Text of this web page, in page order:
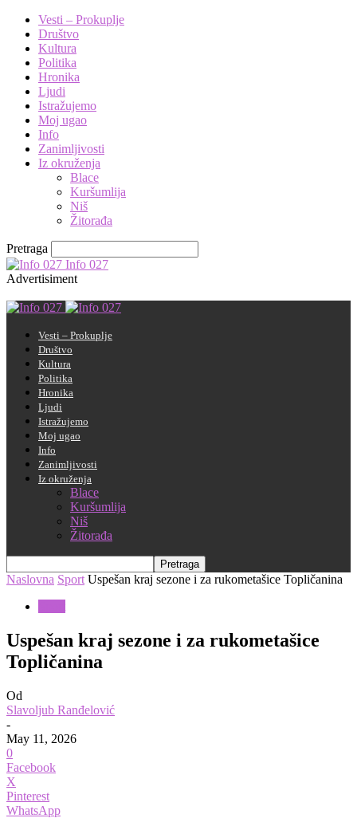
Vesti – Prokuplje
Društvo
Kultura
Politika
Hronika
Ljudi
Istražujemo
Moj ugao
Info
Zanimljivosti
Iz okruženja
Blace
Kuršumlija
Niš
Žitorađa
Pretraga
Info 027
Advertisiment
Vesti – Prokuplje
Društvo
Kultura
Politika
Hronika
Ljudi
Istražujemo
Moj ugao
Info
Zanimljivosti
Iz okruženja
Blace
Kuršumlija
Niš
Žitorađa
Naslovna Sport Uspešan kraj sezone i za rukometašice Topličanina
Uspešan kraj sezone i za rukometašice
Topličanina
Od
Slavoljub Ranđelović
-
May 11, 2026
0
Facebook
X
Pinterest
WhatsApp